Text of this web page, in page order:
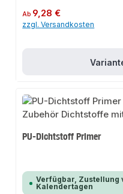
Regulärer Preis:
Ab 9,28 €
zzgl. Versandkosten
PU-Dichtstoff Primer
Verfügbar, Zustellung
Kalendertagen